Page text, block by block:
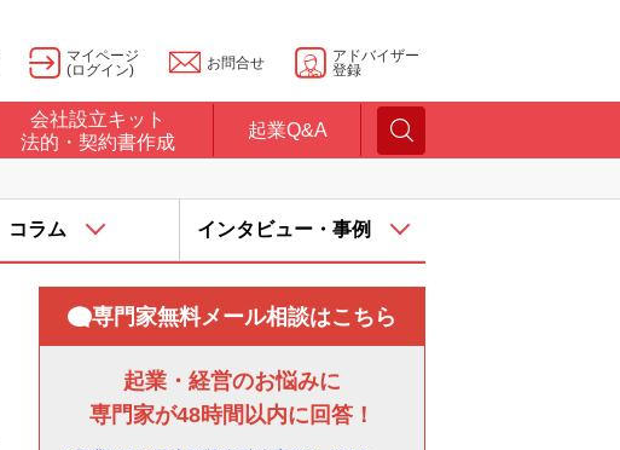
マイページ
(ログイン)
お問合せ
アドバイザー
登録
会社設立キット
法的・契約書作成
起業Q&A
コラム インタビュー・事例
専門家無料メール相談はこちら
起業・経営のお悩みに
専門家が48時間以内に回答！